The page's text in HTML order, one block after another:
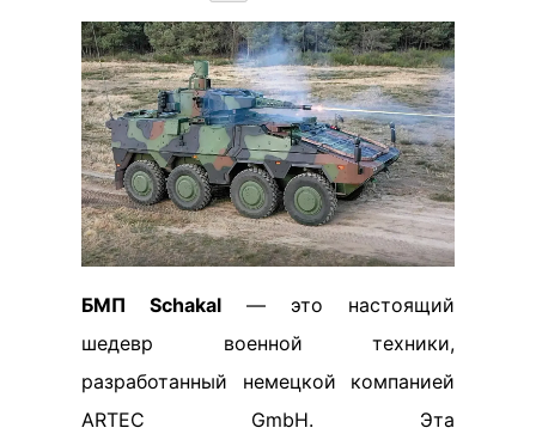
БМП Schakal — это настоящий
шедевр военной техники,
разработанный немецкой компанией
ARTEC GmbH. Эта